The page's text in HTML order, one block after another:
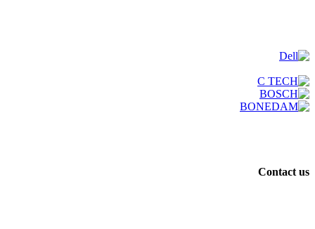
Contact us